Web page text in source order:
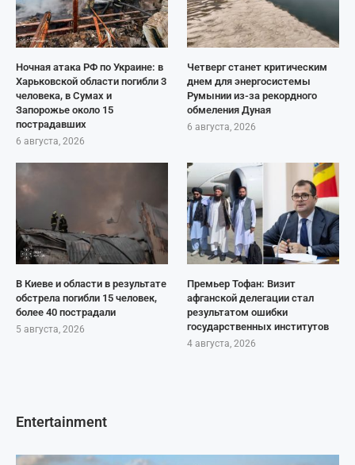
Ночная атака РФ по Украине: в
Харьковской области погибли 3
человека, в Сумах и
Запорожье около 15
пострадавших
6 августа, 2026
Четверг станет критическим
днем для энергосистемы
Румынии из-за рекордного
обмеления Дуная
6 августа, 2026
В Киеве и области в результате
обстрела погибли 15 человек,
более 40 пострадали
5 августа, 2026
Премьер Тофан: Визит
афганской делегации стал
результатом ошибки
государственных институтов
4 августа, 2026
Entertainment